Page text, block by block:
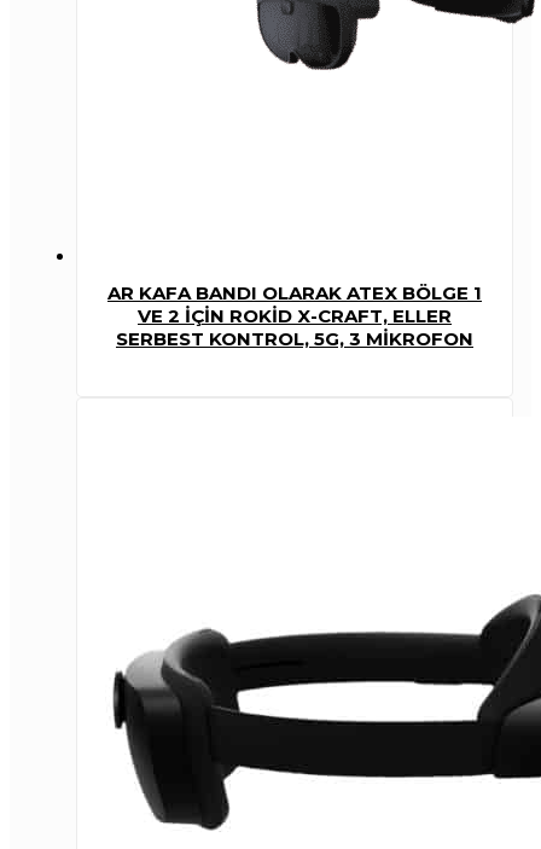
AR KAFA BANDI OLARAK ATEX BÖLGE 1
VE 2 IÇIN ROKID X-CRAFT, ELLER
SERBEST KONTROL, 5G, 3 MIKROFON